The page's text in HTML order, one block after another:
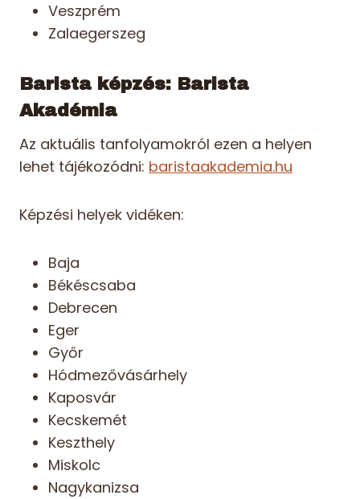
Veszprém
Zalaegerszeg
Barista képzés: Barista
Akadémia
Az aktuális tanfolyamokról ezen a helyen
lehet tájékozódni: baristaakademia.hu
Képzési helyek vidéken:
Baja
Békéscsaba
Debrecen
Eger
Győr
Hódmezővásárhely
Kaposvár
Kecskemét
Keszthely
Miskolc
Nagykanizsa